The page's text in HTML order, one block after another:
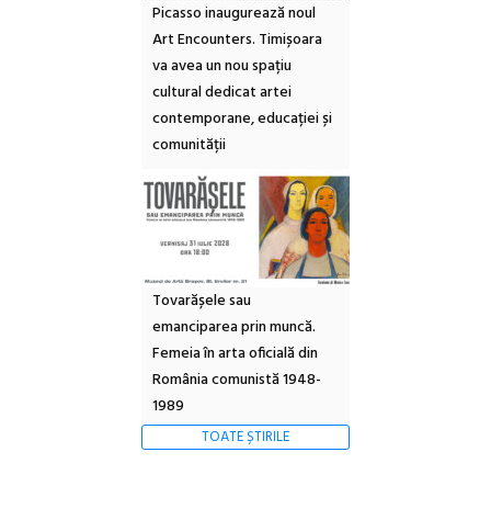
Picasso inaugurează noul
Art Encounters. Timișoara
va avea un nou spațiu
cultural dedicat artei
contemporane, educației și
comunității
Tovarășele sau
emanciparea prin muncă.
Femeia în arta oficială din
România comunistă 1948-
1989
TOATE ȘTIRILE